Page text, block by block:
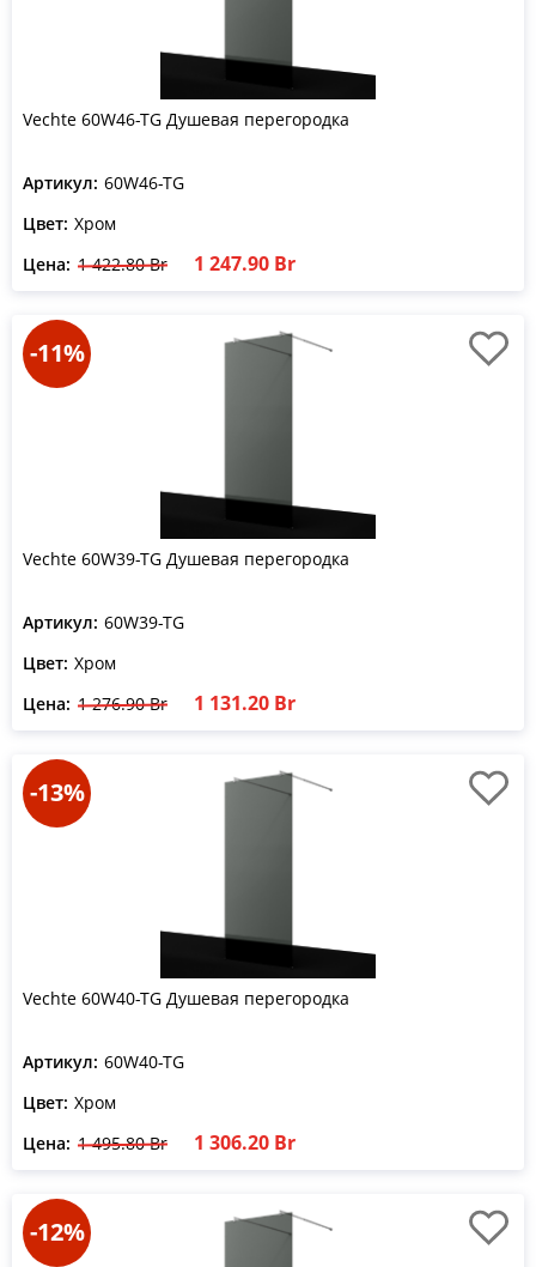
Vechte 60W46-TG Душевая перегородка
Артикул: 60W46-TG
Цвет: Хром
Цена: 1 422.80 Br 1 247.90 Br
-11%
Vechte 60W39-TG Душевая перегородка
Артикул: 60W39-TG
Цвет: Хром
Цена: 1 276.90 Br 1 131.20 Br
-13%
Vechte 60W40-TG Душевая перегородка
Артикул: 60W40-TG
Цвет: Хром
Цена: 1 495.80 Br 1 306.20 Br
-12%